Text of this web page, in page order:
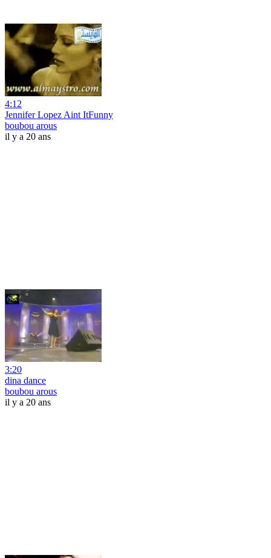
4:12
Jennifer Lopez Aint ItFunny
boubou arous
il y a 20 ans
3:20
dina dance
boubou arous
il y a 20 ans